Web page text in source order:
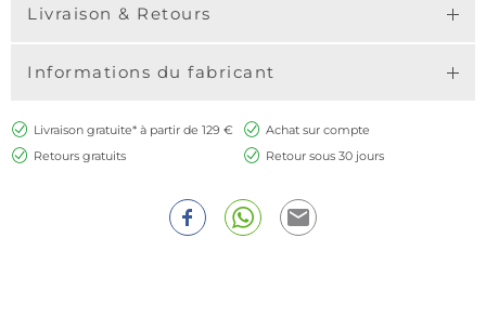
Livraison & Retours
Informations du fabricant
Livraison gratuite* à partir de 129 €
Achat sur compte
Retours gratuits
Retour sous 30 jours